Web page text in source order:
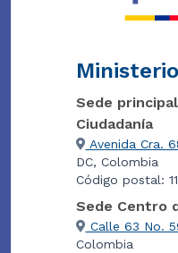
Sede
Ciudadanía
Avenida Cra.
DC, Colombia
Código postal:
Sede Centro
Calle 63 No.
Colombia